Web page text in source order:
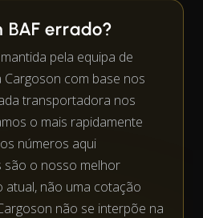
BAF errado?
pela equipa de
com base nos
transportadora nos
o mais rapidamente
números aqui
são o nosso melhor
atual, não uma cotação
não se interpõe na